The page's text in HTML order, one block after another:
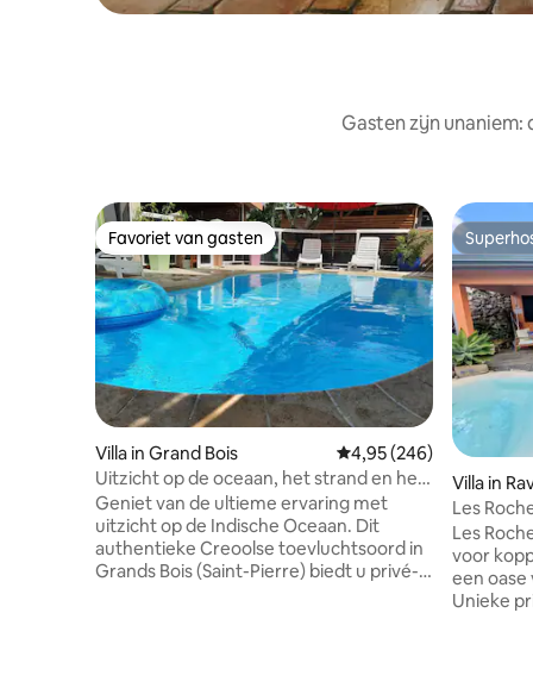
Gasten zijn unaniem:
Favoriet van gasten
Favoriet van gasten
Villa in Grand Bois Gemiddelde
4,95 (246)
Uitzicht op de oceaan, het strand en het
zwembad
Geniet van de ultieme ervaring met
uitzicht op de Indische Oceaan. Dit
authentieke Creoolse toevluchtsoord in
Grands Bois (Saint-Pierre) biedt u privé-
Villa in
Les
privé-
Les Roches du Sud
voor
een oase
Unieke